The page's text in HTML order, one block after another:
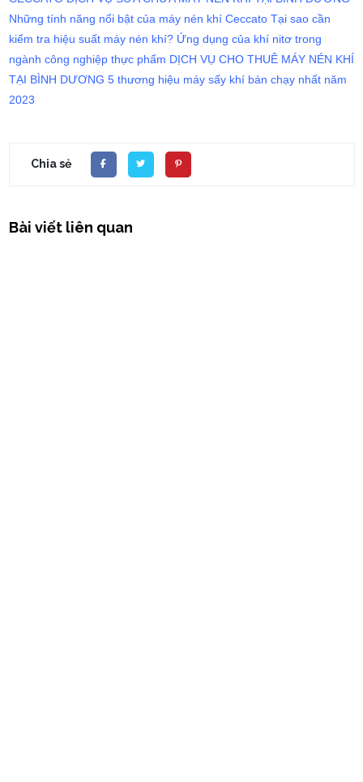
Những tính năng nổi bật của máy nén khí Ceccato Tại sao cần
kiểm tra hiệu suất máy nén khí? Ứng dụng của khí nitơ trong
ngành công nghiệp thực phẩm DỊCH VỤ CHO THUÊ MÁY NÉN KHÍ
TẠI BÌNH DƯƠNG 5 thương hiệu máy sấy khí bán chạy nhất năm
2023
Chia sẻ
Bài viết liên quan